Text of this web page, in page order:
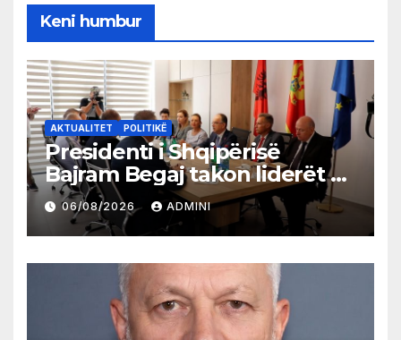
Keni humbur
AKTUALITET POLITIKË
Presidenti i Shqipërisë
Bajram Begaj takon liderët e
partive shqiptare në Ulqin
06/08/2026 ADMINI